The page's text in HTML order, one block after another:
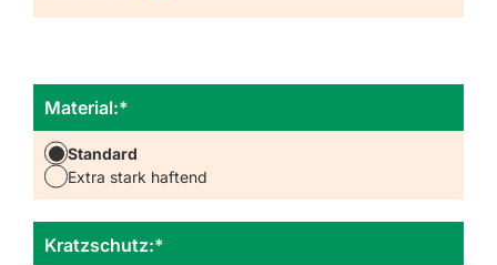
*
Material:
Standard
Extra stark haftend
*
Kratzschutz: